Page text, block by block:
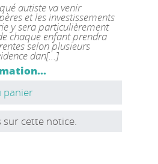
autiste va venir
et les investissements
y sera particulièrement
chaque enfant prendra
selon plusieurs
dan[...]
panier
sur cette notice.